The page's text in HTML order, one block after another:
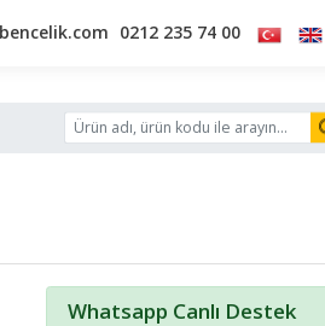
0212 235 74 00
Whatsapp Canlı Destek